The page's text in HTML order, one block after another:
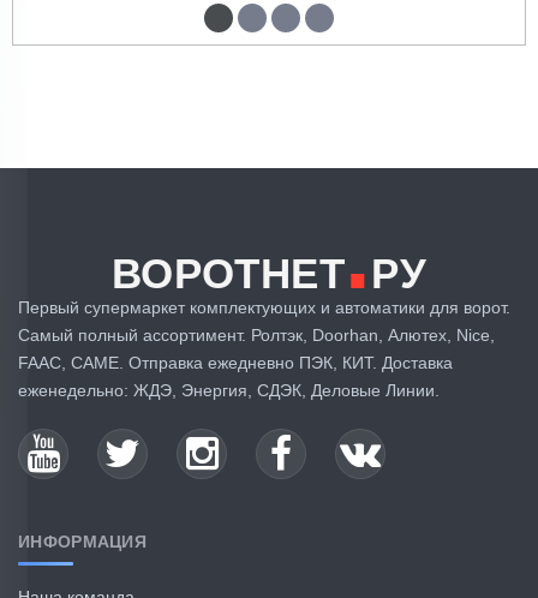
ВОРОТНЕТ.РУ
Первый супермаркет комплектующих и автоматики для ворот.
Самый полный ассортимент. Ролтэк, Doorhan, Алютех, Nice,
FAAC, CAME. Отправка ежедневно ПЭК, КИТ. Доставка
еженедельно: ЖДЭ, Энергия, СДЭК, Деловые Линии.
ИНФОРМАЦИЯ